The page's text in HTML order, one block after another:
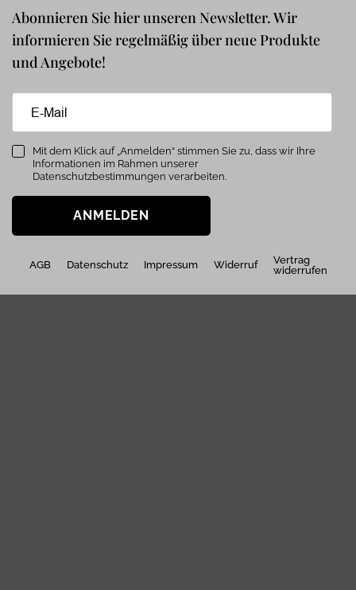
Abonnieren Sie hier unseren Newsletter. Wir
informieren Sie regelmäßig über neue Produkte
und Angebote!
Mit dem Klick auf „Anmelden“ stimmen Sie zu, dass wir Ihre
Informationen im Rahmen unserer
Datenschutzbestimmungen verarbeiten.
ANMELDEN
AGB Datenschutz Impressum Widerruf
Vertrag
widerrufen